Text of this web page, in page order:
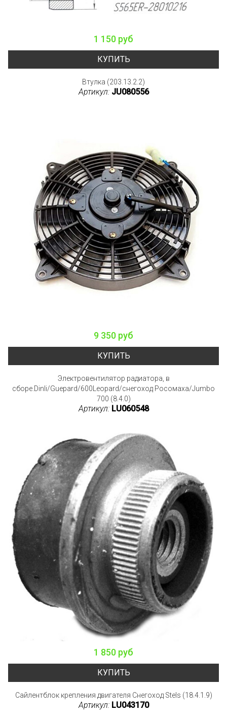
1 150 руб
КУПИТЬ
Втулка (203.13.2.2)
Артикул: JU080556
9 350 руб
КУПИТЬ
Электровентилятор радиатора, в
сборе.Dinli/Guepard/600Leopard/снегоход Росомаха/Jumbo
700 (8.4.0)
Артикул: LU060548
1 850 руб
КУПИТЬ
Сайлентблок крепления двигателя Снегоход Stels (18.4.1.9)
Артикул: LU043170